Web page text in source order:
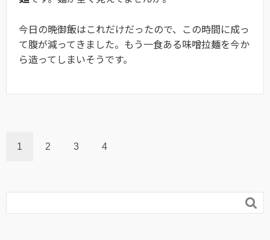
今日の晩御飯はこれだけだったので、この時間に成っ
て腹が減ってきました。もう一食ある味噌拉麺を今か
ら造ってしまいそうです。
1 2 3 4
